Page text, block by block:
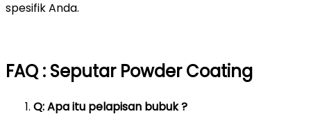
spesifik Anda.
FAQ : Seputar Powder Coating
Q: Apa itu pelapisan bubuk ?